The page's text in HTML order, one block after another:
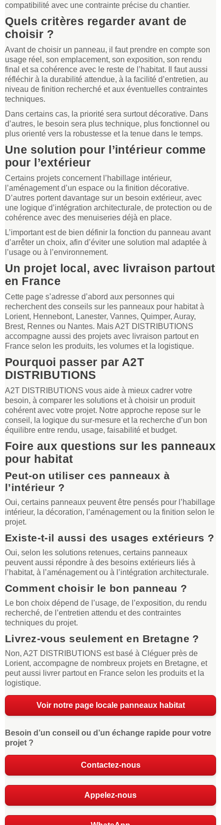
compatibilité avec une contrainte précise du chantier.
Quels critères regarder avant de
choisir ?
Avant de choisir un panneau, il faut prendre en compte son
usage réel, son emplacement, son exposition, son rendu
final et sa cohérence avec le reste de l’habitat. Il faut aussi
réfléchir à la durabilité attendue, à la facilité d’entretien, au
niveau de finition recherché et aux éventuelles contraintes
techniques.
Dans certains cas, la priorité sera surtout décorative. Dans
d’autres, le besoin sera plus technique, plus fonctionnel ou
plus orienté vers la robustesse et la tenue dans le temps.
Une solution pour l’intérieur comme
pour l’extérieur
Certains projets concernent l’habillage intérieur,
l’aménagement d’un espace ou la finition décorative.
D’autres portent davantage sur un besoin extérieur, avec
une logique d’intégration architecturale, de protection ou de
cohérence avec des menuiseries déjà en place.
L’important est de bien définir la fonction du panneau avant
d’arrêter un choix, afin d’éviter une solution mal adaptée à
l’usage ou à l’environnement.
Un projet local, avec livraison partout
en France
Cette page s’adresse d’abord aux personnes qui
recherchent des conseils sur les panneaux pour habitat à
Lorient, Hennebont, Lanester, Vannes, Quimper, Auray,
Brest, Rennes ou Nantes. Mais A2T DISTRIBUTIONS
accompagne aussi des projets avec livraison partout en
France selon les produits, les volumes et la logistique.
Pourquoi passer par A2T
DISTRIBUTIONS
A2T DISTRIBUTIONS vous aide à mieux cadrer votre
besoin, à comparer les solutions et à choisir un produit
cohérent avec votre projet. Notre approche repose sur le
conseil, la logique du sur-mesure et la recherche d’un bon
équilibre entre rendu, usage, faisabilité et budget.
Foire aux questions sur les panneaux
pour habitat
Peut-on utiliser ces panneaux à
l’intérieur ?
Oui, certains panneaux peuvent être pensés pour l’habillage
intérieur, la décoration, l’aménagement ou la finition selon le
projet.
Existe-t-il aussi des usages extérieurs ?
Oui, selon les solutions retenues, certains panneaux
peuvent aussi répondre à des besoins extérieurs liés à
l’habitat, à l’aménagement ou à l’intégration architecturale.
Comment choisir le bon panneau ?
Le bon choix dépend de l’usage, de l’exposition, du rendu
recherché, de l’entretien attendu et des contraintes
techniques du projet.
Livrez-vous seulement en Bretagne ?
Non, A2T DISTRIBUTIONS est basé à Cléguer près de
Lorient, accompagne de nombreux projets en Bretagne, et
peut aussi livrer partout en France selon les produits et la
logistique.
Voir notre page locale panneaux habitat
Besoin d’un conseil ou d’un échange rapide pour votre
projet ?
Contactez-nous
Appelez-nous